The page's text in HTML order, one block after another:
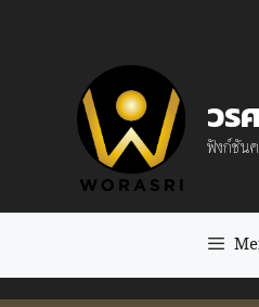
วร
ฟังก์ชัน